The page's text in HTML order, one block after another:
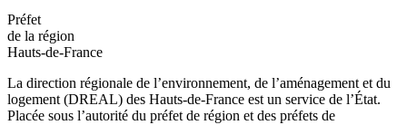
Préfet
de la région
Hauts-de-France
La direction régionale de l’environnement, de l’aménagement et du
logement (DREAL) des Hauts-de-France est un service de l’État.
Placée sous l’autorité du préfet de région et des préfets de